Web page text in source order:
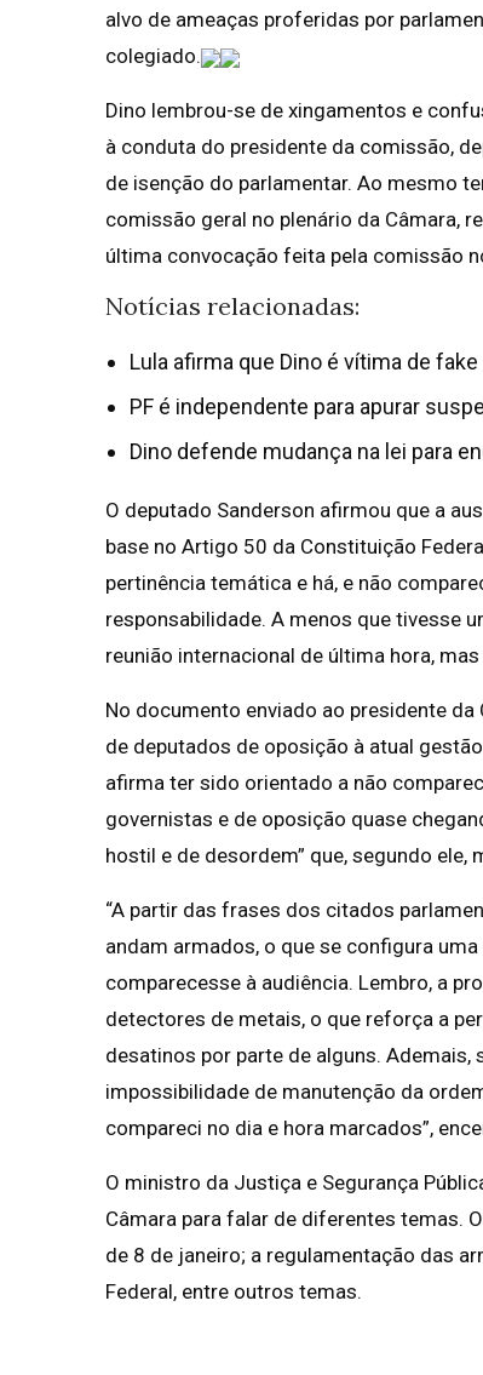
alvo de ameaças proferidas por
colegiado.
Dino lembrou-se de xingamentos e
à conduta do presidente da comissão,
de isenção do parlamentar. Ao mesmo
comissão geral no plenário da Câmara,
última convocação feita pela comissão
Notícias relacionadas:
Lula afirma que Dino é vítima de
PF é independente para apurar
Dino defende mudança na lei para
O deputado Sanderson afirmou que a
base no Artigo 50 da Constituição
pertinência temática e há, e não
responsabilidade. A menos que tivesse
reunião internacional de última hora,
No documento enviado ao presidente
de deputados de oposição à atual
afirma ter sido orientado a não
governistas e de oposição quase
hostil e de desordem” que, segundo
“A partir das frases dos citados
andam armados, o que se configura
comparecesse à audiência. Lembro, a
detectores de metais, o que reforça a
desatinos por parte de alguns.
impossibilidade de manutenção da
compareci no dia e hora marcados”,
O ministro da Justiça e Segurança
Câmara para falar de diferentes temas.
de 8 de janeiro; a regulamentação das
Federal, entre outros temas.